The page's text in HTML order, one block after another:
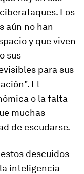
Los
aún no han
y que viven
sus
para sus
El
o la falta
muchas
de escudarse.
descuidos
inteligencia